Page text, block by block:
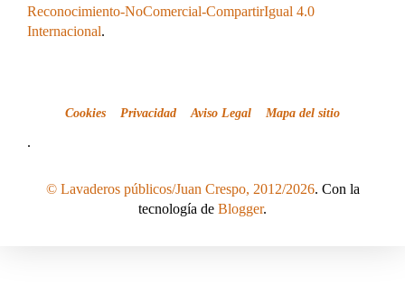
Reconocimiento-NoComercial-CompartirIgual 4.0
Internacional.
Cookies Privacidad Aviso Legal Mapa del sitio
.
© Lavaderos públicos/Juan Crespo, 2012/2026. Con la
tecnología de Blogger.